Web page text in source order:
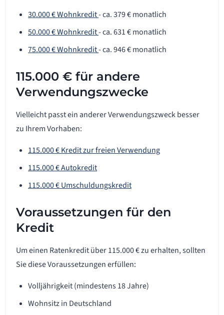
30.000 € Wohnkredit- ca. 379 € monatlich
50.000 € Wohnkredit- ca. 631 € monatlich
75.000 € Wohnkredit- ca. 946 € monatlich
115.000 € für andere
Verwendungszwecke
Vielleicht passt ein anderer Verwendungszweck besser
zu Ihrem Vorhaben:
115.000 € Kredit zur freien Verwendung
115.000 € Autokredit
115.000 € Umschuldungskredit
Voraussetzungen für den
Kredit
Um einen Ratenkredit über 115.000 € zu erhalten, sollten
Sie diese Voraussetzungen erfüllen:
Volljährigkeit (mindestens 18 Jahre)
Wohnsitz in Deutschland